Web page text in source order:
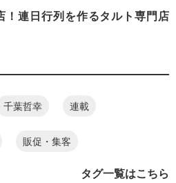
！連日行列を作るタルト専門店
千葉哲幸 連載
販促・集客
タグ一覧はこちら